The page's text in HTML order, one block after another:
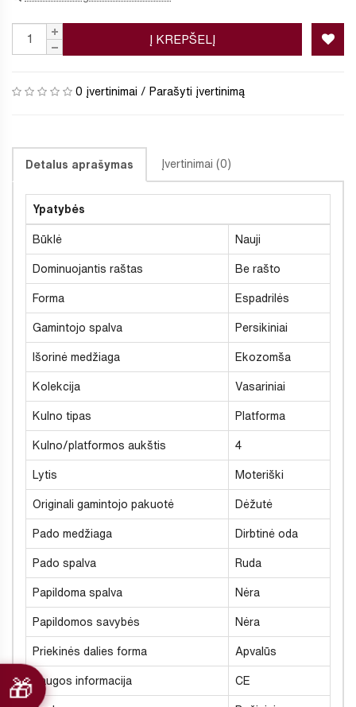
Į KREPŠELĮ
0 įvertinimai / Parašyti įvertinimą
Detalus aprašymas Įvertinimai (0)
Ypatybės
Būklė Nauji
Dominuojantis raštas Be rašto
Forma Espadrilės
Gamintojo spalva Persikiniai
Išorinė medžiaga Ekozomša
Kolekcija Vasariniai
Kulno tipas Platforma
Kulno/platformos aukštis 4
Lytis Moteriški
Originali gamintojo pakuotė Dėžutė
Pado medžiaga Dirbtinė oda
Pado spalva Ruda
Papildoma spalva Nėra
Papildomos savybės Nėra
Priekinės dalies forma Apvalūs
Saugos informacija CE